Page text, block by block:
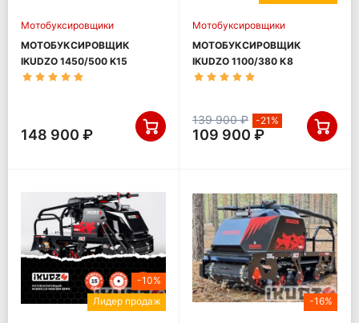
Мотобуксировщики
МОТОБУКСИРОВЩИК
IKUDZO 1450/500 K15
(DINKIN)
148 900 ₽
Мотобуксировщики
МОТОБУКСИРОВЩИК
IKUDZO 1100/380 К8
139 900 ₽ -21%
109 900 ₽
-10%
Лидер продаж
-16%